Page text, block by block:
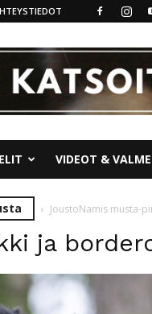
VIDEOT &
JoustoNamis musta-
ja